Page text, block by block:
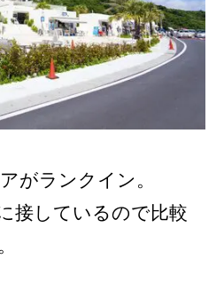
がランクイン。
接しているので比較